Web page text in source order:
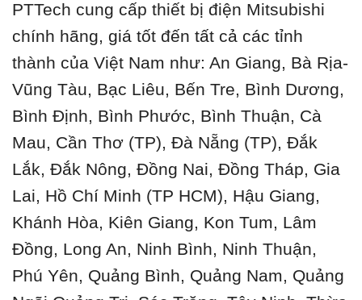
PTTech cung cấp thiết bị điện Mitsubishi
chính hãng, giá tốt đến tất cả các tỉnh
thành của Việt Nam như: An Giang, Bà Rịa-
Vũng Tàu, Bạc Liêu, Bến Tre, Bình Dương,
Bình Định, Bình Phước, Bình Thuận, Cà
Mau, Cần Thơ (TP), Đà Nẵng (TP), Đắk
Lắk, Đắk Nông, Đồng Nai, Đồng Tháp, Gia
Lai, Hồ Chí Minh (TP HCM), Hậu Giang,
Khánh Hòa, Kiên Giang, Kon Tum, Lâm
Đồng, Long An, Ninh Bình, Ninh Thuận,
Phú Yên, Quảng Bình, Quảng Nam, Quảng